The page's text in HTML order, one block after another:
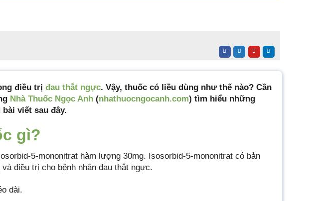
điều trị đau thắt ngực. Vậy, thuốc có liều dùng như thế nào? Cần
Nhà Thuốc Ngọc Anh (nhathuocngocanh.com) tìm hiểu những
viết sau đây.
gì?
5-mononitrat hàm lượng 30mg. Isosorbid-5-mononitrat có bản
điều trị cho bệnh nhân đau thắt ngực.
dài.